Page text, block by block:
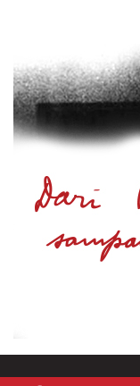
© Copyright